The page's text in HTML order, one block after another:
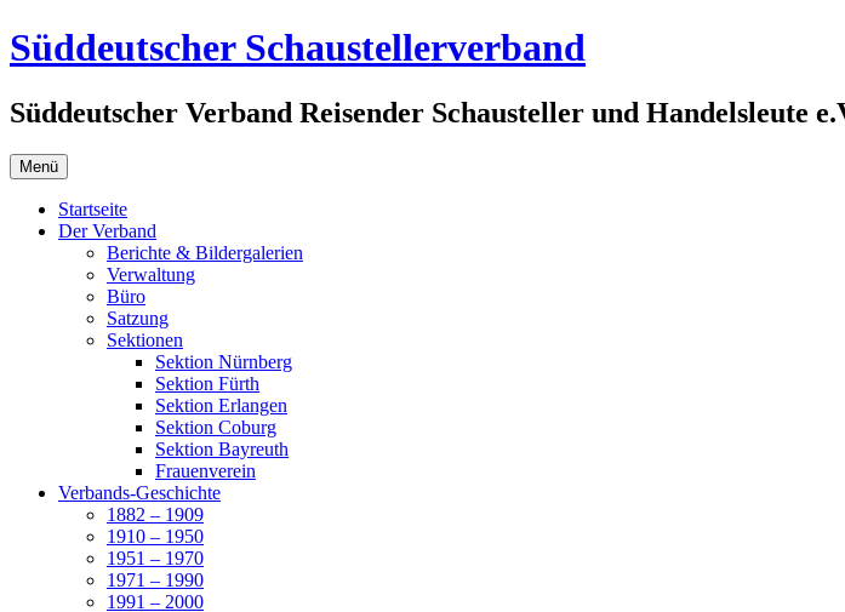
Zum
Inhalt
Süddeutscher Schaustellerverband
Süddeutscher Verband Reisender Schausteller und Handelsleute
Menü
Startseite
Der Verband
Berichte & Bildergalerien
Verwaltung
Büro
Satzung
Sektionen
Sektion Nürnberg
Sektion Fürth
Sektion Erlangen
Sektion Coburg
Sektion Bayreuth
Frauenverein
Verbands-Geschichte
1882 – 1909
1910 – 1950
1951 – 1970
1971 – 1990
1991 – 2000